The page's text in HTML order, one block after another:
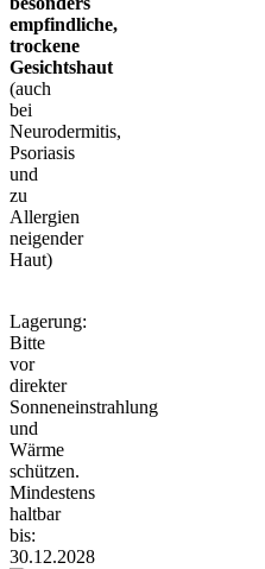
empfindliche,
trockene
Gesichtshaut
(auch
bei
Neurodermitis,
Psoriasis
und
zu
Allergien
neigender
Haut)
Lagerung:
Bitte
vor
direkter
Sonneneinstrahlung
und
Wärme
schützen.
Mindestens
haltbar
bis:
30.12.2028